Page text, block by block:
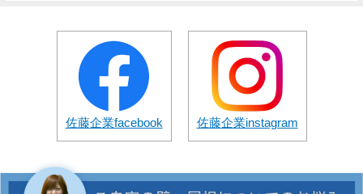
佐藤企業facebook 佐藤企業instagram